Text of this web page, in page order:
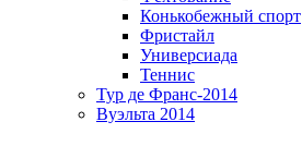
Конькобежный спорт
Фристайл
Универсиада
Теннис
Тур де Франс-2014
Вуэльта 2014